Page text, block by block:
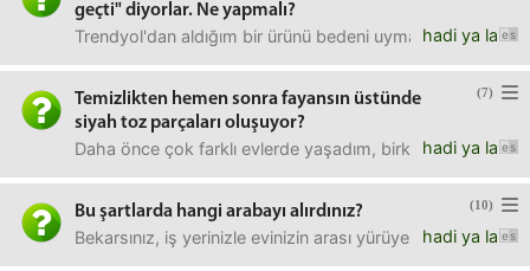
geçti" diyorlar. Ne yapmalı?
hadi ya la
Trendyol'dan aldığım bir ürünü bedeni uymadığı için
(7)
Temizlikten hemen sonra fayansın üstünde
siyah toz parçaları oluşuyor?
hadi ya la
Daha önce çok farklı evlerde yaşadım, birkaç evde de
(10)
Bu şartlarda hangi arabayı alırdınız?
hadi ya la
Bekarsınız, iş yerinizle evinizin arası yürüyerek 10